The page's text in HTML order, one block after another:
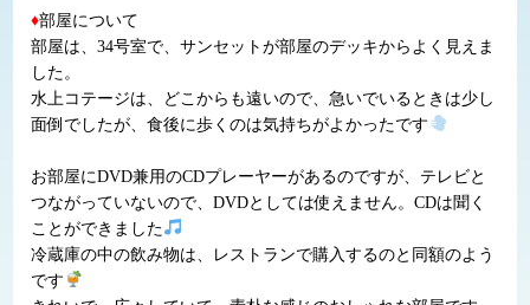
♦部屋について
部屋は、34号室で、サンセットが部屋のデッキからよく見えま
した。
水上コテージは、どこからも遠いので、急いでいるときは少し
面倒でしたが、食後に歩くのは気持ちがよかったです
お部屋にDVD兼用のCDプレーヤーがあるのですが、テレビと
つながっていないので、DVDとしては使えません。CDは聞く
ことができました
冷蔵庫の中の飲み物は、レストランで購入するのと同額のよう
です